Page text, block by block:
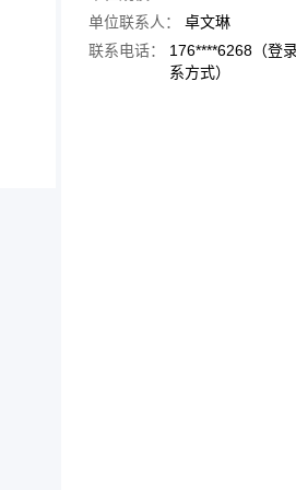
单位联系人：
卓文琳
联系电话：
176****6268（登
系方式）